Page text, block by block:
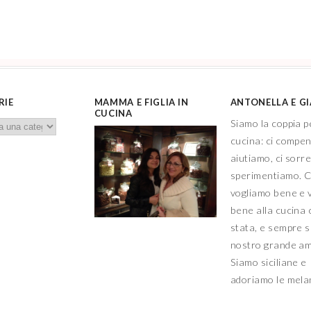
MAMMA E FIGLIA IN
CUCINA
ANTONELLA E
Siamo la coppia
cucina: ci
aiutiamo, ci
sperimentiamo.
vogliamo bene e
bene alla cucina
stata, e sempre
nostro grande
Siamo siciliane e
adoriamo le